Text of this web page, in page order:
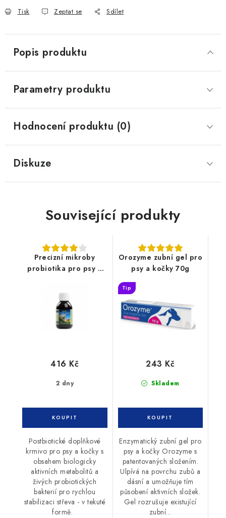
Tisk Zeptat se Sdílet
Popis produktu
Parametry produktu
Hodnocení produktu (0)
Diskuze
Související produkty
Precizní mikroby
probiotika pro psy a
2 dny
416 Kč
Postbiotické doplňkové
krmivo pro psy a kočky s
obsahem biologicky
aktivních metabolitů a
živých probiotických
bakterií pro rychlou
stabilizaci střeva - v tekuté
formě.
Orozyme zubní gel pro
psy a kočky 70g
Tip
Skladem
243 Kč
Enzymatický zubní gel pro
psy a kočky Orozyme s
patentovaných složením.
Ulpívá na povrchu zubů a
dásní a umožňuje tím
působení aktivních složek.
Gel rozrušuje existující
zubní...